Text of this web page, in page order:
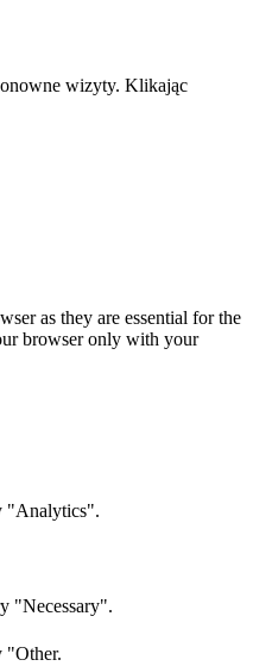
wizyty. Klikając
as they are essential for the
browser only with your
"Analytics".
"Necessary".
"Other.